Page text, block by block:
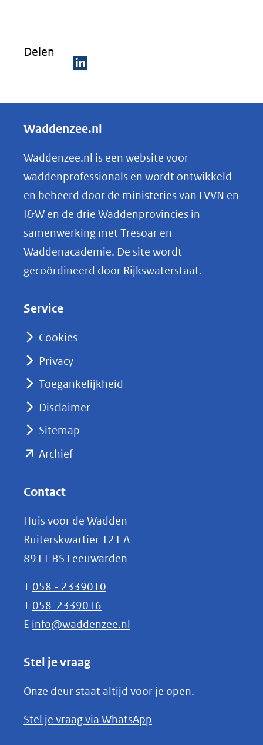
Delen
e
e
n
o
p
k
e
nieuw
naar
Waddenzee.nl
Waddenzee.nl is een website voor
waddenprofessionals en wordt ontwikkeld
en beheerd door de ministeries van LVVN en
I&W en de drie Waddenprovincies in
samenwerking met Tresoar en
Waddenacademie. De site wordt
gecoördineerd door Rijkswaterstaat.
Service
Cookies
Privacy
Toegankelijkheid
Disclaimer
Sitemap
Archief(opent
(verwijst
naar
een
andere
website)
Contact
Huis voor de Wadden
Ruiterskwartier 121 A
8911 BS Leeuwarden
T 058 - 2339010
T 058-2339016
E info@waddenzee.nl
Stel je vraag
Onze deur staat altijd voor je open.
Stel je vraag via WhatsApp